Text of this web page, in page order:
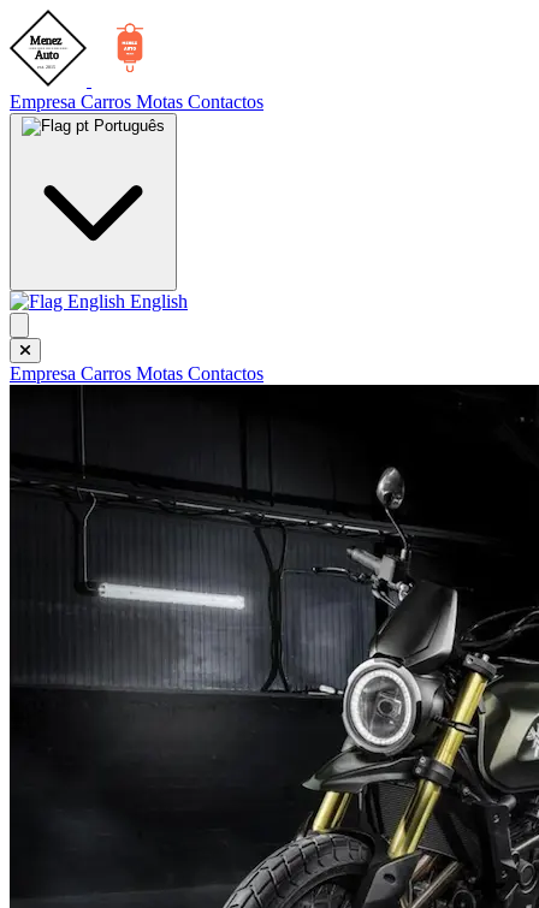
Empresa Carros Motas Contactos
Português
English
Empresa Carros Motas Contactos